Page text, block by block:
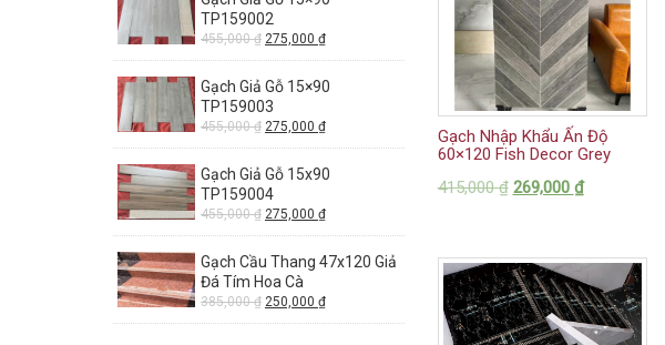
Gạch Nhập Khẩu Ấn Độ
60×120 Fish Decor Grey
415,000₫ 269,000 ₫
TP159002
455,000₫ 275,000 ₫
Gạch Giả Gỗ 15×90
TP159003
455,000₫ 275,000 ₫
Gạch Giả Gỗ 15x90
TP159004
455,000₫ 275,000 ₫
Gạch Cầu Thang 47x120 Giả
Đá Tím Hoa Cà
385,000₫ 250,000 ₫